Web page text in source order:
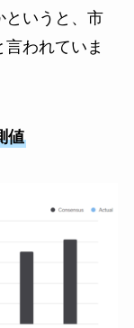
というと、市
われていま
値